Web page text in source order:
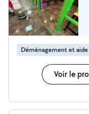
Déménagement et
Voir le